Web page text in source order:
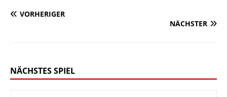
VORHERIGER
NÄCHSTER
NÄCHSTES SPIEL